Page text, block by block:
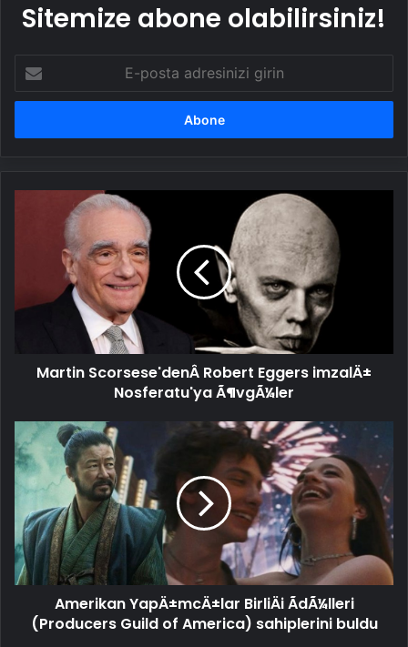
Sitemize abone olabilirsiniz!
posta
adresinizi
Scorsese'denÂ Robert
Nosferatu'ya
Ã¶vgÃ¼ler
Martin Scorsese'denÂ Robert Eggers imzalÄ±
Nosferatu'ya Ã¶vgÃ¼ler
Amerikan
YapÄ±mcÄ±lar
BirliÄi
ÃdÃ¼lleri
(Producers
Guild
of
America)
sahiplerini
Amerikan YapÄ±mcÄ±lar BirliÄi ÃdÃ¼lleri
(Producers Guild of America) sahiplerini buldu